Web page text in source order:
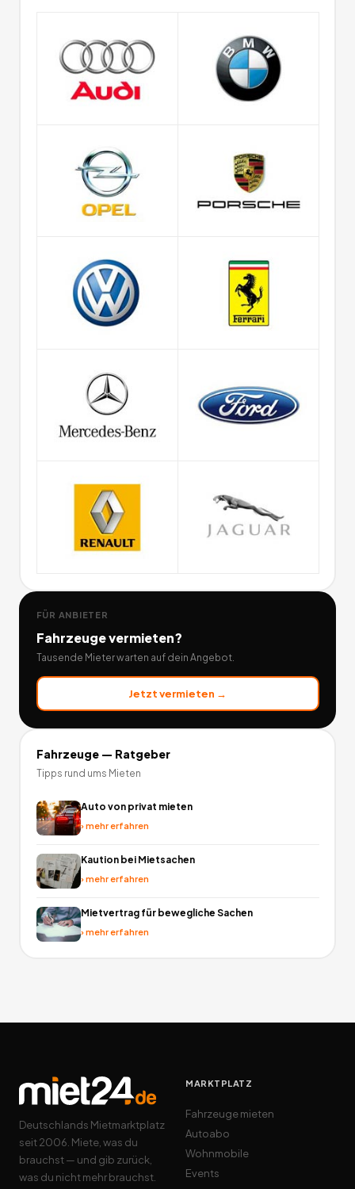
FÜR ANBIETER
Fahrzeugevermieten?
Tausende Mieter warten auf dein Angebot.
Jetzt vermieten →
Fahrzeuge— Ratgeber
Tipps rund ums Mieten
Auto von privat mieten
›mehr erfahren
Kaution bei Mietsachen
›mehr erfahren
Mietvertrag für bewegliche Sachen
›mehr erfahren
Deutschlands Mietmarktplatz
seit 2006. Miete, was du
brauchst — und gib zurück,
was du nicht mehr brauchst.
MARKTPLATZ
Fahrzeuge mieten
Autoabo
Wohnmobile
Events